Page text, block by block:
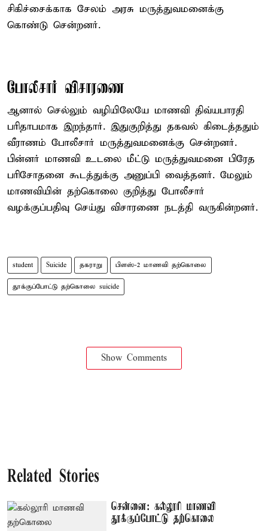
சிகிச்சைக்காக சேலம் அரசு மருத்துவமனைக்கு
கொண்டு சென்றனர்.
போலீசார் விசாரணை
ஆனால் செல்லும் வழியிலேயே மாணவி திவ்யபாரதி
பரிதாபமாக இறந்தார். இதுகுறித்து தகவல் கிடைத்ததும்
வீராணம் போலீசார் மருத்துவமனைக்கு சென்றனர்.
பின்னர் மாணவி உடலை மீட்டு மருத்துவமனை பிரேத
பரிசோதனை கூடத்துக்கு அனுப்பி வைத்தனர். மேலும்
மாணவியின் தற்கொலை குறித்து போலீசார்
வழக்குப்பதிவு செய்து விசாரணை நடத்தி வருகின்றனர்.
student Suicide தகராறு பிளஸ்-2 மாணவி தற்கொலை
தூக்குப்போட்டு தற்கொலை suicide
Show Comments
Related Stories
சென்னை: கல்லூரி மாணவி
தூக்குப்போட்டு தற்கொலை